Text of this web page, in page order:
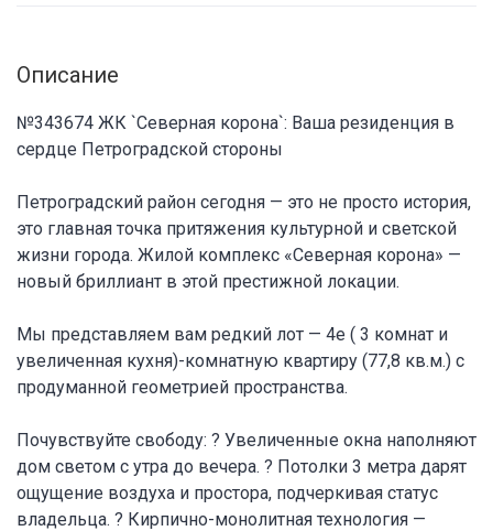
Описание
№343674 ЖК `Северная корона`: Ваша резиденция в
сердце Петроградской стороны
Петроградский район сегодня — это не просто история,
это главная точка притяжения культурной и светской
жизни города. Жилой комплекс «Северная корона» —
новый бриллиант в этой престижной локации.
Мы представляем вам редкий лот — 4е ( 3 комнат и
увеличенная кухня)-комнатную квартиру (77,8 кв.м.) с
продуманной геометрией пространства.
Почувствуйте свободу: ? Увеличенные окна наполняют
дом светом с утра до вечера. ? Потолки 3 метра дарят
ощущение воздуха и простора, подчеркивая статус
владельца. ? Кирпично-монолитная технология —